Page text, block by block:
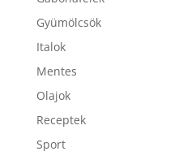
Gyümölcsök
Italok
Mentes
Olajok
Receptek
Sport